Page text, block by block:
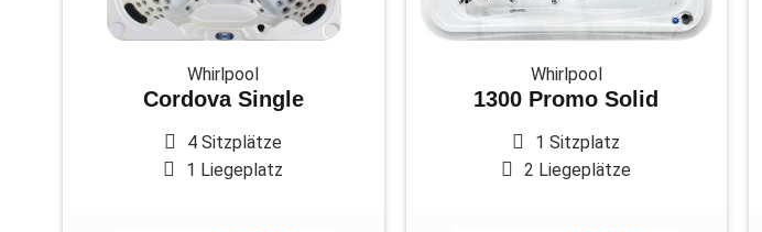
Whirlpool
Cordova Single
4 Sitzplätze
1 Liegeplatz
Whirlpool
1300 Promo Solid
1 Sitzplatz
2 Liegeplätze